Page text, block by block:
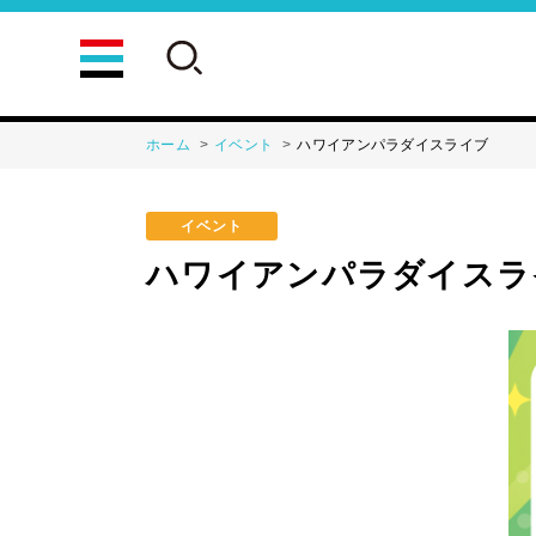
ホーム イベント ハワイアンパラダイスライブ
イベント
ハワイアンパラダイス